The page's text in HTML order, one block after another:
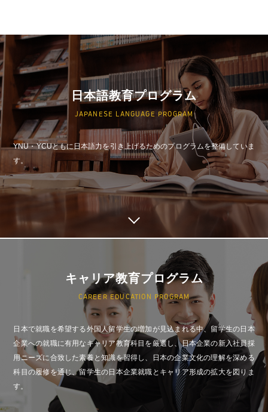
日本語教育プログラム
JAPANESE LANGUAGE PROGRAM
YNU・YCUともに日本語力を引き上げるためのプログラムを整備していま
す。
キャリア教育プログラム
CAREER EDUCATION PROGRAM
日本で就職を希望する外国人留学生の増加が見込まれる中、留学生の日本
企業への就職に有用なキャリア教育科目を厳選し、日本企業の新入社員採
用ニーズに合致した素養と知識を習得し、日本の企業文化の理解を深める
科目の履修を通じ、留学生の日本企業就職とキャリア形成の拡大を図りま
す。